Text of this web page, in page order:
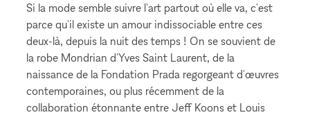
Si la mode semble suivre l'art partout où elle va, c'est
parce qu'il existe un amour indissociable entre ces
deux-là, depuis la nuit des temps ! On se souvient de
la robe Mondrian d'Yves Saint Laurent, de la
naissance de la Fondation Prada regorgeant d'œuvres
contemporaines, ou plus récemment de la
collaboration étonnante entre Jeff Koons et Louis